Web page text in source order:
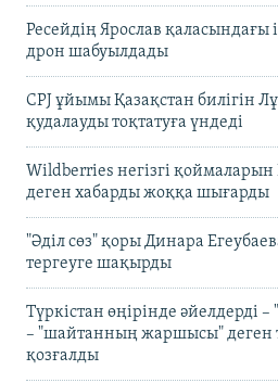
Ресейдің Ярослав қаласындағы
дрон шабуылдады
CPJ ұйымы Қазақстан билігін
қудалауды тоқтатуға үндеді
Wildberries негізгі
деген хабарды жоққа шығарды
"Әділ сөз" қоры Динара
тергеуге шақырды
Түркістан өңірінде әйелдерді
– "шайтанның жаршысы" деген
қозғалды